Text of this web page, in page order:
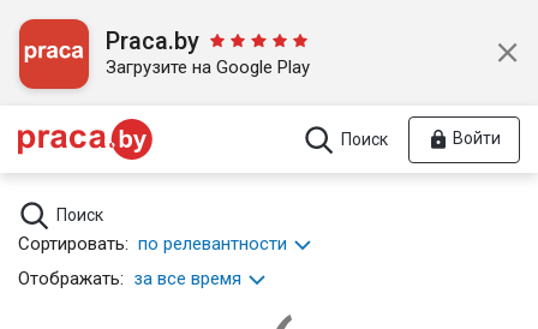
Praca.by
Загрузите на Google Play
Поиск Войти
Поиск
Сортировать: по релевантности
Отображать: за все время